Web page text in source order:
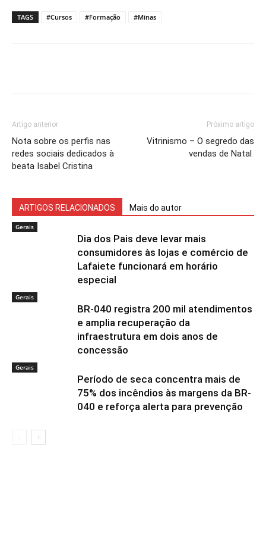
TAGS #Cursos #Formação #Minas
Artigo anterior
Nota sobre os perfis nas
redes sociais dedicados à
beata Isabel Cristina
Próximo artigo
Vitrinismo – O segredo das
vendas de Natal
ARTIGOS RELACIONADOS Mais do autor
Gerais
Dia dos Pais deve levar mais
consumidores às lojas e comércio de
Lafaiete funcionará em horário
especial
Gerais
BR-040 registra 200 mil atendimentos
e amplia recuperação da
infraestrutura em dois anos de
concessão
Gerais
Período de seca concentra mais de
75% dos incêndios às margens da BR-
040 e reforça alerta para prevenção